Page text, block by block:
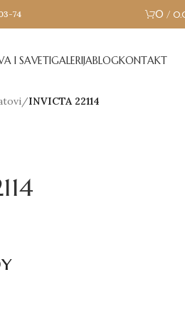
74 0 /
I SAVETIGALERIJABLOGKONTAKT
/INVICTA 22114